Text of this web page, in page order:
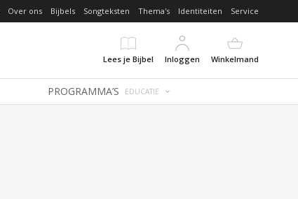
Over ons Bijbels Songteksten Thema's Identiteiten Service
Lees je Bijbel
Inloggen Winkelmand
PROGRAMMA’S EDUCATIE